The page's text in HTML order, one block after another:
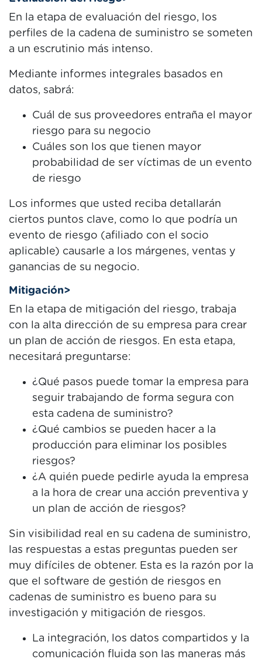
En la etapa de evaluación del riesgo, los
perfiles de la cadena de suministro se someten
a un escrutinio más intenso.
Mediante informes integrales basados en
datos, sabrá:
Cuál de sus proveedores entraña el mayor
riesgo para su negocio
Cuáles son los que tienen mayor
probabilidad de ser víctimas de un evento
de riesgo
Los informes que usted reciba detallarán
ciertos puntos clave, como lo que podría un
evento de riesgo (afiliado con el socio
aplicable) causarle a los márgenes, ventas y
ganancias de su negocio.
Mitigación>
En la etapa de mitigación del riesgo, trabaja
con la alta dirección de su empresa para crear
un plan de acción de riesgos. En esta etapa,
necesitará preguntarse:
¿Qué pasos puede tomar la empresa para
seguir trabajando de forma segura con
esta cadena de suministro?
¿Qué cambios se pueden hacer a la
producción para eliminar los posibles
riesgos?
¿A quién puede pedirle ayuda la empresa
a la hora de crear una acción preventiva y
un plan de acción de riesgos?
Sin visibilidad real en su cadena de suministro,
las respuestas a estas preguntas pueden ser
muy difíciles de obtener. Esta es la razón por la
que el software de gestión de riesgos en
cadenas de suministro es bueno para su
investigación y mitigación de riesgos.
La integración, los datos compartidos y la
comunicación fluida son las maneras más